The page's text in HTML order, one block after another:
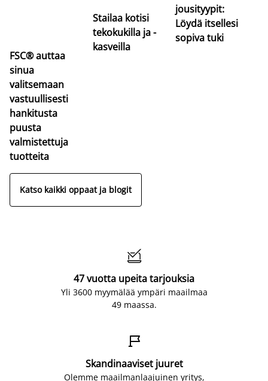
FSC® auttaa
sinua
valitsemaan
vastuullisesti
hankitusta
puusta
valmistettuja
tuotteita
Stailaa kotisi
tekokukilla ja -
kasveilla
jousityypit:
Löydä itsellesi
sopiva tuki
Katso kaikki oppaat ja blogit

47 vuotta upeita tarjouksia
Yli 3600 myymälää ympäri maailmaa
49 maassa.

Skandinaaviset juuret
Olemme maailmanlaajuinen yritys,